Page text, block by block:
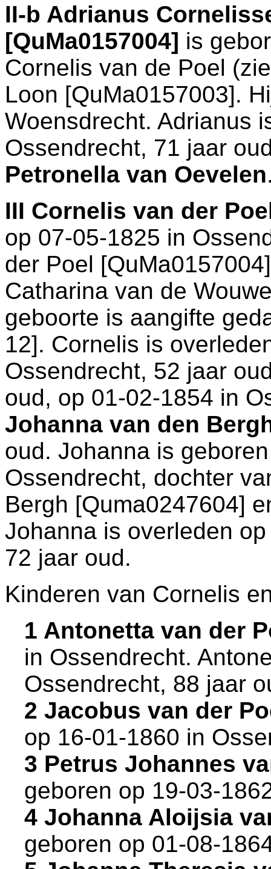
II-b Adrianus
[QuMa0157004] is
Cornelis van de Poel
Loon [QuMa0157003].
Woensdrecht. Adrianus
Ossendrecht, 71 jaar
Petronella van Oevelen
III Cornelis van der
op 07-05-1825 in
der Poel
Catharina van de
geboorte is aangifte
12]. Cornelis is
Ossendrecht, 52 jaar
oud, op 01-02-1854 in
Johanna van den
oud. Johanna is
Ossendrecht, dochter
Bergh [Quma0247604]
Johanna is overleden
72 jaar oud.
Kinderen van Cornelis
1 Antonetta van der
in Ossendrecht.
Ossendrecht, 88 jaar
2 Jacobus van der
op 16-01-1860 in
3 Petrus Johannes
geboren op 19-03-
4 Johanna Aloijsia
geboren op 01-08-